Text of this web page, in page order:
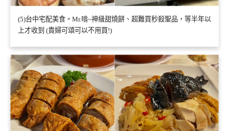
(5)台中宅配美食。Mr.啃~神級甜燒餅、超難買秒殺聖品，等半年以
上才收到 (貴婦可頌可以不用買!)